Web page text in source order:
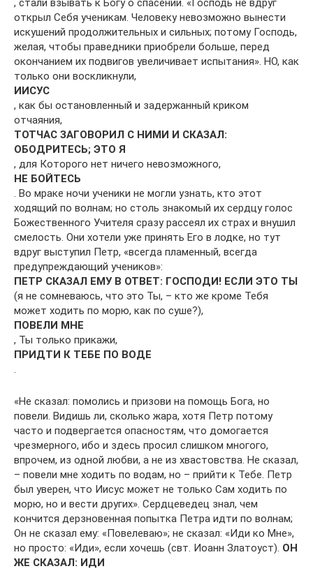
, стали взывать к Богу о спасении. «Господь не вдруг
открыл Себя ученикам. Человеку невозможно вынести
искушений продолжительных и сильных; потому Господь,
желая, чтобы праведники приобрели больше, перед
окончанием их подвигов увеличивает испытания». НО, как
только они воскликнули,
ИИСУС
, как бы остановленный и задержанный криком
отчаяния,
ТОТЧАС ЗАГОВОРИЛ С НИМИ И СКАЗАЛ:
ОБОДРИТЕСЬ; ЭТО Я
, для Которого нет ничего невозможного,
НЕ БОЙТЕСЬ
. Во мраке ночи ученики не могли узнать, кто этот
ходящий по волнам; но столь знакомый их сердцу голос
Божественного Учителя сразу рассеял их страх и внушил
смелость. Они хотели уже принять Его в лодке, но тут
вдруг выступил Петр, «всегда пламенный, всегда
предупреждающий учеников»:
ПЕТР СКАЗАЛ ЕМУ В ОТВЕТ: ГОСПОДИ! ЕСЛИ ЭТО ТЫ
(я не сомневаюсь, что это Ты, – кто же кроме Тебя
может ходить по морю, как по суше?),
ПОВЕЛИ МНЕ
, Ты только прикажи,
ПРИДТИ К ТЕБЕ ПО ВОДЕ
.
«Не сказал: помолись и призови на помощь Бога, но
повели. Видишь ли, сколько жара, хотя Петр потому
часто и подвергается опасностям, что домогается
чрезмерного, ибо и здесь просил слишком многого,
впрочем, из одной любви, а не из хвастовства. Не сказал,
– повели мне ходить по водам, но – прийти к Тебе. Петр
был уверен, что Иисус может не только Сам ходить по
морю, но и вести других». Сердцеведец знал, чем
кончится дерзновенная попытка Петра идти по волнам;
Он не сказал ему: «Повелеваю»; не сказал: «Иди ко Мне»,
но просто: «Иди», если хочешь (свт. Иоанн Златоуст). ОН
ЖЕ СКАЗАЛ: ИДИ